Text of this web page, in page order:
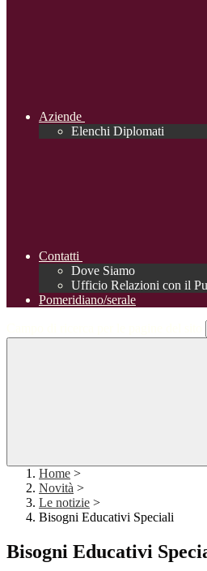
Aziende
Elenchi Diplomati
Contatti
Dove Siamo
Ufficio Relazioni con il
Pomeridiano/serale
Home >
Novità >
Le notizie >
Bisogni Educativi Speciali
Bisogni Educativi